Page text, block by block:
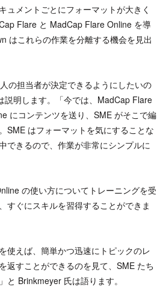
ュメントごとにフォーマットが大きく
Flare と MadCap Flare Online を導
はこれらの作業を分離する機会を見出
の担当者が決定できるようにしたいの
説明します。「今では、MadCap Flare
にコンテンツを送り、SME がそこで編
SME はフォーマットを気にすることな
できるので、作業が非常にシンプルに
の使い方についてトレーニングを受
すぐにスキルを習得することができま
使えば、簡単かつ迅速にトピックのレ
返すことができるのを見て、SME たち
と Brinkmeyer 氏は語ります。